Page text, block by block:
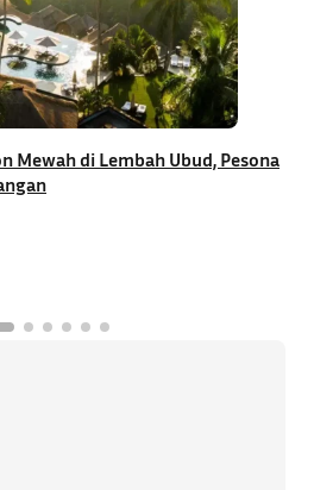
Mewah di Lembah Ubud, Pesona